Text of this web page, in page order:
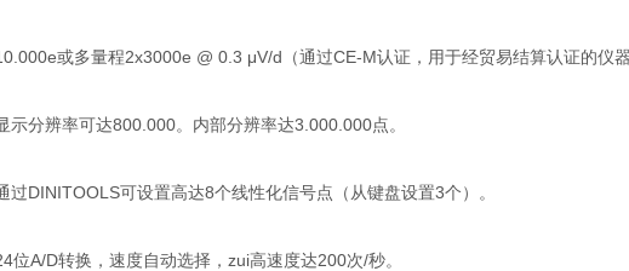
或多量程2x3000e @ 0.3 μV/d（通过CE-M认证，用于经贸易结算认证的仪
示分辨率可达800.000。内部分辨率达3.000.000点。
过DINITOOLS可设置高达8个线性化信号点（从键盘设置3个）。
位A/D转换，速度自动选择，zui高速度达200次/秒。